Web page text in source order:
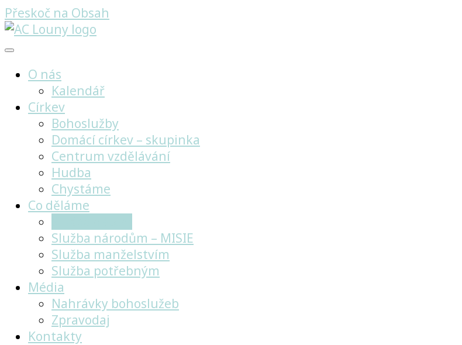
Přeskoč na Obsah
O nás
Kalendář
Církev
Bohoslužby
Domácí církev – skupinka
Centrum vzdělávání
Hudba
Chystáme
Co děláme
Služba národům – MISIE
Služba manželstvím
Služba potřebným
Média
Nahrávky bohoslužeb
Zpravodaj
Kontakty